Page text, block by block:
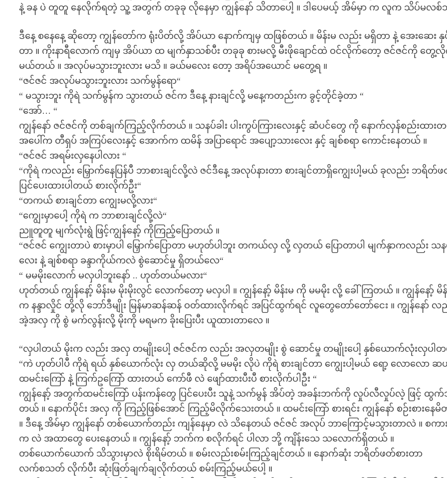
နဲ့ ခန ပဲ တူတူ နေလိုက်ရတဲ့ သူ့ အတွက် တခုခု လိုနေမှာ ကျွန်နော် သိတာပေါ့ ။ ဒါပေမယ့် အိမ်မှာ က လူက သိပ်မလစ်ဘူ
ဒီနေ့ စနေနေ့ ဆိုတော့ ကျွန်တော်က ရုံးပိတ်လို့ အိပ်ယာ နောက်ကျမှ ထဖြစ်တယ် ။ မိန်းမ လည်း မရှိတာ နဲ့ အေးဆေး နှ
တာ ။ ကိုးနာရီလောက် ကျမှ အိပ်ယာ ထ မျက်နှာသစ်ပီး တခုခု စားမလို့ မီးဖိုချောင်ထဲ ဝင်လိုက်တော့ ဇင်ဇင်ကို တွေ့
မယ်တယ် ။ အလုပ်မသွားဘူးလား မသိ ။ ခယ်မလေး တော့ အရိပ်အယောင် မတွေ့ရ ။
“ဇင်ဇင် အလုပ်မသွားဘူးလား သက်မွန်ရော“
“ မသွားဘူး ကိုရဲ သက်မွန်က သွားတယ် ဇင်က ဒီနေ့ နားချင်လို့ မနေ့ကတည်းက ခွင့်တိုင်ခဲ့တာ “
“အော်… “
ကျွန်နော် ဇင်ဇင်ကို တစ်ချက်ကြည့်လိုက်တယ် ။ သနပ်ခါး ပါးကွပ်ကြားလေးနှင့် ဆံပင်တွေ ကို နောက်လှန်စည်းထား
အပေါ်က တီရှပ် အကြပ်လေးနှင့် အောက်က ထမိန် အပြာရောင် အပျော့သားလေး နှင့် ချစ်စရာ ကောင်းနေတယ် ။
“ဇင်ဇင် အရမ်းလှနေပါလား “
“ကိုရဲ ကလည်း မြှောက်နေပြန်ပီ ဘာစားချင်လို့လဲ ဇင်ဒီနေ့ အလုပ်နားတာ စားချင်တာရှိကျွေးပါ့မယ် ခုလည်း ဘရိတ်
ပြင်ပေးထားပါတယ် စားလိုက်ဦး“
“တကယ် စားချင်တာ ကျွေးမလို့လား“
“ကျွေးမှာပေါ့ ကိုရဲ က ဘာစားချင်လို့လဲ“
ညူတူတူ မျက်လုံးရွဲ ဖြင့်ကျွန်နော့် ကိုကြည့်ပြောတယ် ။
“ဇင်ဇင် ကျွေးတာပဲ စားမှာပါ မြှောက်ပြောတာ မဟုတ်ပါဘူး တကယ်လှ လို့ လှတယ် ပြောတာပါ မျက်နှာကလည်း သနပ်
လေး နဲ့ ချစ်စရာ ခန္ဒာကိုယ်ကလဲ စွဲဆောင်မှု ရှိတယ်လေ“
“ မမမိုးလောက် မလှပါဘူးနော် .. ဟုတ်တယ်မလား“
ဟုတ်တယ် ကျွန်နော့် မိန်းမ မိုးမိုးလွင် လောက်တော့ မလှပါ ။ ကျွန်နော့် မိန်းမ ကို မမမိုး လို့ ခေါ်ကြတယ် ။ ကျွန်နော့် မိန်
က နန္ဒာလှိုင် တို့လို ဘော်ဒီမျိုး မြန်မာဆန်ဆန် ဝတ်ထားလိုက်ရင် အပြင်ထွက်ရင် လူတွေတော်တော်ငေး ။ ကျွန်နော် လ
အဲ့အလှ ကို စွဲ မက်လွန်းလို့ မိုးကို မရမက ခိုးပြေးပီး ယူထားတာလေ ။
“လှပါတယ် မိုးက လည်း အလှ တမျိုးပေါ့ ဇင်ဇင်က လည်း အလှတမျိုး စွဲ ဆောင်မှု တမျိုးပေါ့ နှစ်ယောက်လုံးလှပါ
“ကဲ ဟုတ်ပါပီ ကိုရဲ ရယ် နှစ်ယောက်လုံး လှ တယ်ဆိုလို့ မမမိုး လိုပဲ ကိုရဲ စားချင်တာ ကျွေးပါ့မယ် ရော့ လောလော
ထမင်းကြော် နဲ့ ကြက်ဥကြော် ထားတယ် ကော်ဖီ လဲ ဖျော်ထားပီးပီ စားလိုက်ပါဦး “
ကျွန်နော့် အတွက်ထမင်းကြော် ပန်းကန်တွေ ပြင်ပေးပီး သူနဲ့ သက်မွန် အိပ်တဲ့ အခန်းဘက်ကို လှုပ်လီလှုပ်လဲ့ ဖြင့် ထွက်
တယ် ။ နောက်ပိုင်း အလှ ကို ကြည့်ဖြစ်အောင် ကြည့်မိလိုက်သေးတယ် ။ ထမင်းကြော် စားရင်း ကျွန်နော် စဉ်းစားနေ
။ ဒီနေ့ အိမ်မှာ ကျွန်နော် တစ်ယောက်တည်း ကျန်နေမှာ လဲ သိနေတယ် ဇင်ဇင် အလုပ် ဘာကြောင့်မသွားတာလဲ ။ စကာ
က လဲ အထာတွေ ပေးနေတယ် ။ ကျွန်နော့် ဘက်က စလိုက်ရင် ပါလာ ဘို့ ကျိန်းသေ သလောက်ရှိတယ် ။
တစ်ယောက်ယောက် သိသွားမှာလဲ စိုးရိမ်တယ် ။ စမ်းလည်းစမ်းကြည့်ချင်တယ် ။ နောက်ဆုံး ဘရိတ်ဖတ်စားတာ
လက်စသတ် လိုက်ပီး ဆုံးဖြတ်ချက်ချလိုက်တယ် စမ်းကြည့်မယ်ပေါ့ ။